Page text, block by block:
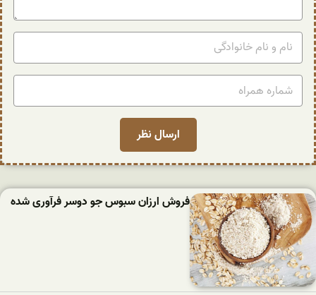
فروش ارزان سبوس جو دوسر فرآوری شده